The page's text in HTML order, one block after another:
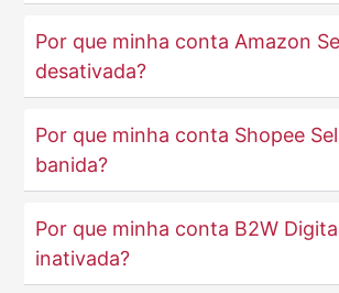
Por que minha conta Amazon
desativada?
Por que minha conta Shopee
banida?
Por que minha conta B2W
inativada?